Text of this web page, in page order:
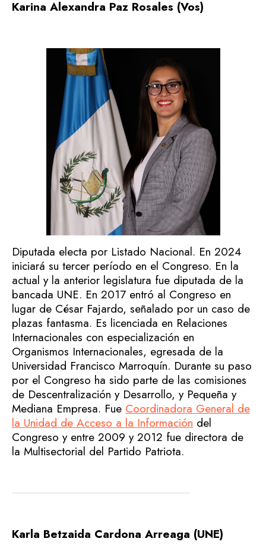
Karina Alexandra Paz Rosales (Vos)
Diputada electa por Listado Nacional. En 2024
iniciará su tercer período en el Congreso. En la
actual y la anterior legislatura fue diputada de la
bancada UNE. En 2017 entró al Congreso en
lugar de César Fajardo, señalado por un caso de
plazas fantasma. Es licenciada en Relaciones
Internacionales con especialización en
Organismos Internacionales, egresada de la
Universidad Francisco Marroquín. Durante su paso
por el Congreso ha sido parte de las comisiones
de Descentralización y Desarrollo, y Pequeña y
Mediana Empresa. Fue Coordinadora General de
la Unidad de Acceso a la Información del
Congreso y entre 2009 y 2012 fue directora de
la Multisectorial del Partido Patriota.
Karla Betzaida Cardona Arreaga (UNE)